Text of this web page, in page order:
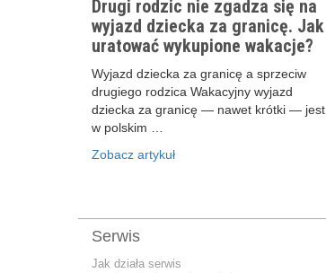
Drugi rodzic nie zgadza się na
wyjazd dziecka za granicę. Jak
uratować wykupione wakacje?
Wyjazd dziecka za granicę a sprzeciw
drugiego rodzica Wakacyjny wyjazd
dziecka za granicę — nawet krótki — jest
w polskim …
Zobacz artykuł
Serwis
Jak działa serwis